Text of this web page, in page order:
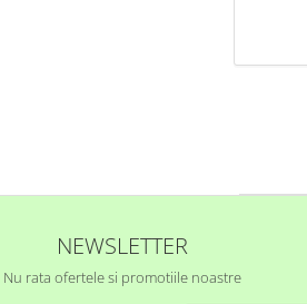
NEWSLETTER
Nu rata ofertele si promotiile noastre